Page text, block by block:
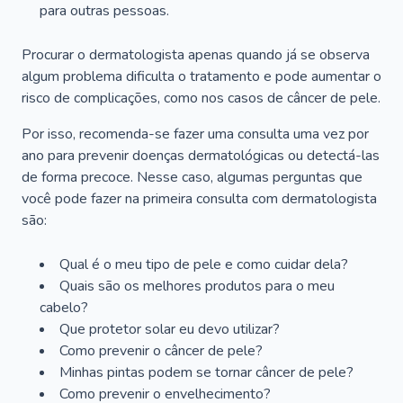
para outras pessoas.
Procurar o dermatologista apenas quando já se observa
algum problema dificulta o tratamento e pode aumentar o
risco de complicações, como nos casos de câncer de pele.
Por isso, recomenda-se fazer uma consulta uma vez por
ano para prevenir doenças dermatológicas ou detectá-las
de forma precoce. Nesse caso, algumas perguntas que
você pode fazer na primeira consulta com dermatologista
são:
Qual é o meu tipo de pele e como cuidar dela?
Quais são os melhores produtos para o meu
cabelo?
Que protetor solar eu devo utilizar?
Como prevenir o câncer de pele?
Minhas pintas podem se tornar câncer de pele?
Como prevenir o envelhecimento?